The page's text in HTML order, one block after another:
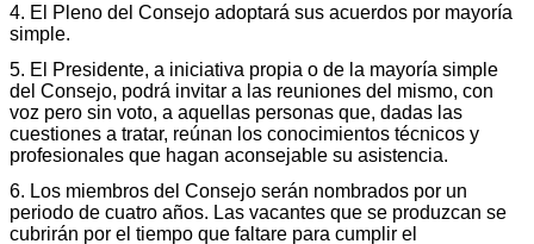
4. El Pleno del Consejo adoptará sus acuerdos por mayoría
simple.
5. El Presidente, a iniciativa propia o de la mayoría simple
del Consejo, podrá invitar a las reuniones del mismo, con
voz pero sin voto, a aquellas personas que, dadas las
cuestiones a tratar, reúnan los conocimientos técnicos y
profesionales que hagan aconsejable su asistencia.
6. Los miembros del Consejo serán nombrados por un
periodo de cuatro años. Las vacantes que se produzcan se
cubrirán por el tiempo que faltare para cumplir el